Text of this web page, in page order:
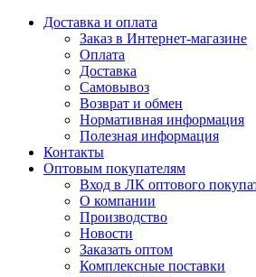
Доставка и оплата
Заказ в Интернет-магазине
Оплата
Доставка
Самовывоз
Возврат и обмен
Нормативная информация
Полезная информация
Контакты
Оптовым покупателям
Вход в ЛК оптового
О компании
Производство
Новости
Заказать оптом
Комплексные поставки